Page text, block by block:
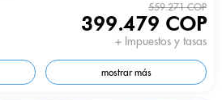
559.271 COP
399.479 COP
+ Impuestos y tasas
mostrar más